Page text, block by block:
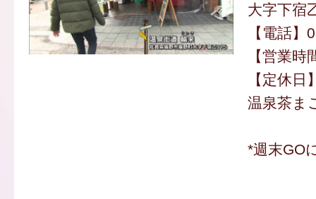
大字下宿
【電話
【営業
【定休日
温泉茶ま
*週末GO